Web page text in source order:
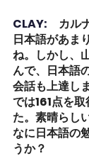
CLAY: カル
日本語があま
ね。しかし、
んで、日本語
会話も上達し
では161点を
た。素晴らし
なに日本語の
うか？